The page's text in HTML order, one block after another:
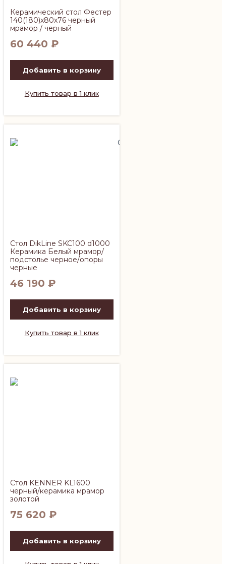
Керамический стол Фестер
140(180)х80х76 черный
мрамор / черный
60 440 ₽
Добавить в корзину
Купить товар в 1 клик
Стол DikLine SKC100 d1000
Керамика Белый мрамор/
подстолье черное/опоры
черные
46 190 ₽
Добавить в корзину
Купить товар в 1 клик
Стол KENNER KL1600
черный/керамика мрамор
золотой
75 620 ₽
Добавить в корзину